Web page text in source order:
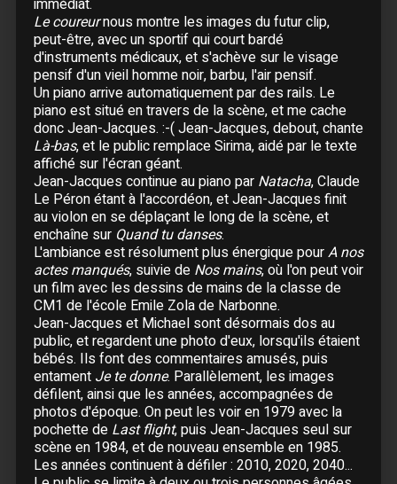
14 Mai :Nancy- Zénith
15 Mai :Lille - Zénith
17 Mai :Paris- Zénith
18 Mai :Paris- Zénith
19 Mai :Paris- Zénith
20 Mai :Paris - Zénith
22 Mai :Bruxelles (Belgique) - Forest National
23 Mai :Bruxelles (Belgique) - Forest National
24 Mai :Bruxelles (Belgique) - Forest National
25 Mai :Orléans- Zénith
27 Mai :Toulouse - Palais des Sports
28 Mai :Toulouse- Palais des Sports
29 Mai :Bordeaux- Patinoire Mériadeck
30 Mai :Bordeaux- Patinoire Mériadeck
Juin
02 Juin :Clermont-Ferrand- Maison des
Sports
03 Juin :Clermont-Ferrand- Maison des
Sports
immédiat.
Le coureurnous montre les images du futur clip,
peut-être, avec un sportif qui court bardé
d'instruments médicaux, et s'achève sur le visage
pensif d'un vieil homme noir, barbu, l'air pensif.
Un piano arrive automatiquement par des rails. Le
piano est situé en travers de la scène, et me cache
donc Jean-Jacques. :-( Jean-Jacques, debout, chante
Là-bas, et le public remplace Sirima, aidé par le texte
affiché sur l'écran géant.
Jean-Jacques continue au piano par Natacha, Claude
Le Péron étant à l'accordéon, et Jean-Jacques finit
au violon en se déplaçant le long de la scène, et
enchaîne sur Quand tu danses.
L'ambiance est résolument plus énergique pourA nos
actes manqués, suivie de Nos mains, où l'on peut voir
un film avec les dessins de mains de la classe de
CM1 de l'école Emile Zola de Narbonne.
Jean-Jacques et Michael sont désormais dos au
public, et regardent une photo d'eux, lorsqu'ils étaient
bébés. Ils font des commentaires amusés, puis
entament Je te donne. Parallèlement, les images
défilent, ainsi que les années, accompagnées de
photos d'époque. On peut les voir en 1979 avec la
pochette de Last flight, puis Jean-Jacques seul sur
scène en 1984, et de nouveau ensemble en 1985.
Les années continuent à défiler : 2010, 2020, 2040...